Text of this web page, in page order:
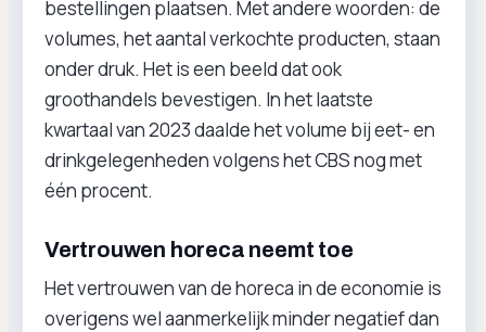
bestellingen plaatsen. Met andere woorden: de
volumes, het aantal verkochte producten, staan
onder druk. Het is een beeld dat ook
groothandels bevestigen. In het laatste
kwartaal van 2023 daalde het volume bij eet- en
drinkgelegenheden volgens het CBS nog met
één procent.
Vertrouwen horeca neemt toe
Het vertrouwen van de horeca in de economie is
overigens wel aanmerkelijk minder negatief dan